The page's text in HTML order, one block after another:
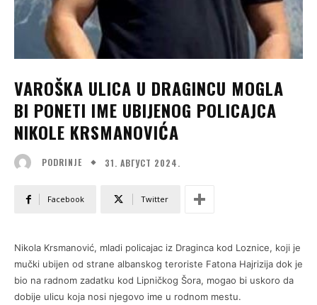
VAROŠKA ULICA U DRAGINCU MOGLA
BI PONETI IME UBIJENOG POLICAJCA
NIKOLE KRSMANOVIĆA
PODRINJE 31. АВГУСТ 2024.
Facebook Twitter
Nikola Krsmanović, mladi policajac iz Draginca kod Loznice, koji je
mučki ubijen od strane albanskog teroriste Fatona Hajrizija dok je
bio na radnom zadatku kod Lipničkog Šora, mogao bi uskoro da
dobije ulicu koja nosi njegovo ime u rodnom mestu.